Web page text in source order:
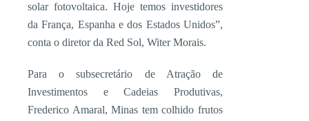
solar fotovoltaica. Hoje temos investidores
da França, Espanha e dos Estados Unidos”,
conta o diretor da Red Sol, Witer Morais.
Para o subsecretário de Atração de
Investimentos e Cadeias Produtivas,
Frederico Amaral, Minas tem colhido frutos